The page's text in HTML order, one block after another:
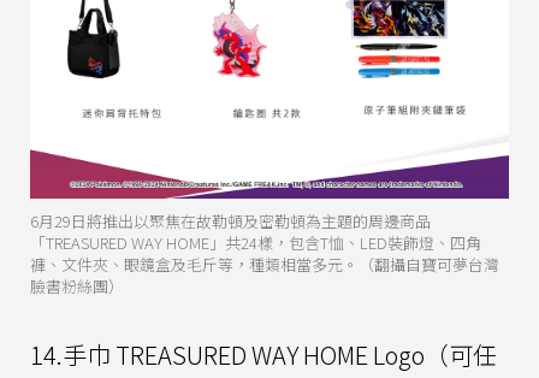
6月29日將推出以聚焦在故勒頓及密勒頓為主題的周邊商品
「TREASURED WAY HOME」共24樣，包含T恤、LED裝飾燈、四角
褲、文件夾、眼鏡盒及毛斤等，種類相當多元。（翻攝自寶可夢台灣
臉書粉絲團）
14.手巾 TREASURED WAY HOME Logo（可任